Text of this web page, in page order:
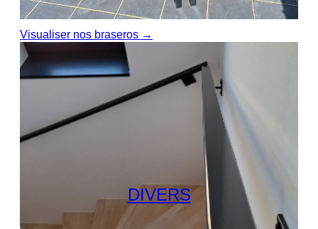
Visualiser nos braseros →
DIVERS